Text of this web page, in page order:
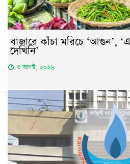
বাজারে কাঁচা মরিচে ‘আগুন’,
দেখিনি’
৩ আগস্ট, ২০২৬